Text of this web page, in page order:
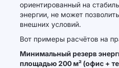
ориентированный на
энергии, не может
внешних условий.
Вот примеры расчётов на
Минимальный резерв
площадью 200 м² (офис +